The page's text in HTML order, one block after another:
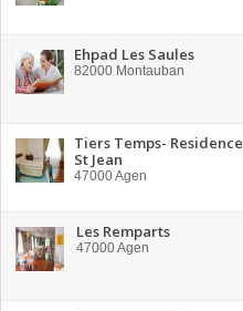
Ehpad Les Saules
82000 Montauban
Tiers Temps- Residence
St Jean
47000Agen
Les Remparts
47000Agen